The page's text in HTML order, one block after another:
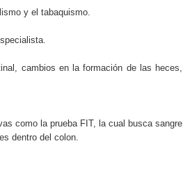
y el tabaquismo.
cambios en la formación de las heces,
como la prueba FIT, la cual busca sangre
dentro del colon.